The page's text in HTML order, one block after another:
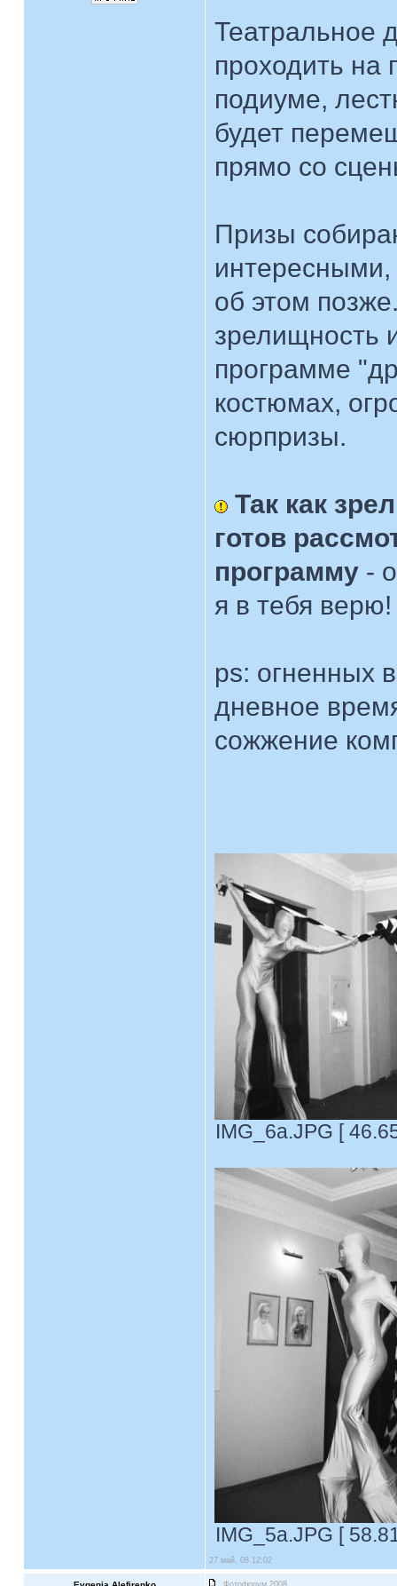
Театральное
проходить
подиуме,
будет
прямо со
Призы
интересными,
об этом
зрелищность
программе
костюмах,
сюрпризы.
Так как
готов
программу -
я в тебя
ps: огненных
дневное
сожжение
IMG_6a.JPG [
IMG_5a.JPG [
27 май, 08 12:02
Фотофорум 2008